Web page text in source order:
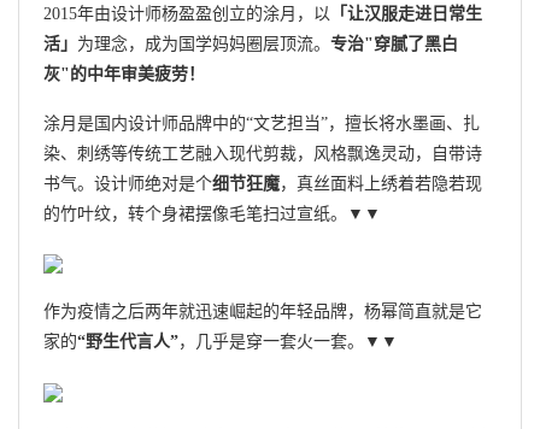
2015年由设计师杨盈盈创立的涂月，以 「让汉服走进日常生
活」 为理念，成为国学妈妈圈层顶流。 专治"穿腻了黑白
灰"的中年审美疲劳！
涂月是国内设计师品牌中的“文艺担当”，擅长将水墨画、扎
染、刺绣等传统工艺融入现代剪裁，风格飘逸灵动，自带诗
书气。设计师绝对是个细节狂魔，真丝面料上绣着若隐若现
的竹叶纹，转个身裙摆像毛笔扫过宣纸。▼▼
作为疫情之后两年就迅速崛起的年轻品牌，杨幂简直就是它
家的“野生代言人”，几乎是穿一套火一套。▼▼